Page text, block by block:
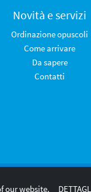
Novità e servizi
Ordinazione opuscoli
Come arrivare
Da sapere
Contatti
our website.